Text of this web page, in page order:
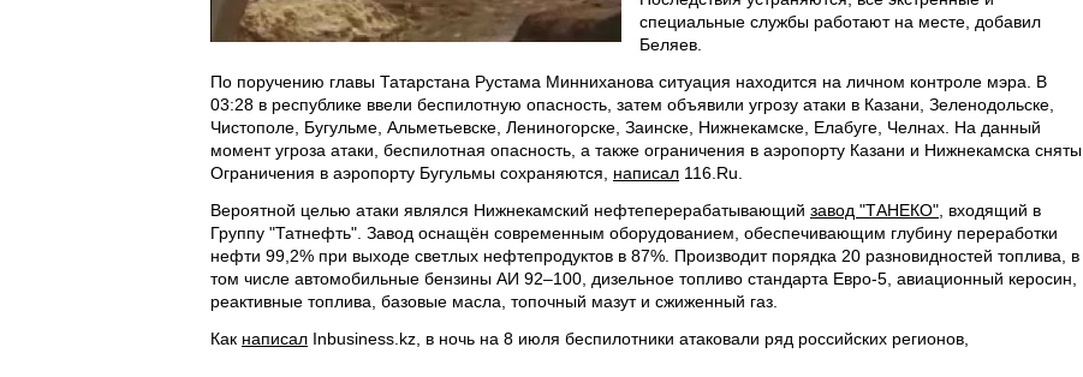
специальные службы работают на месте, добавил
Беляев.
По поручению главы Татарстана Рустама Минниханова ситуация находится на личном контроле мэра. В
03:28 в республике ввели беспилотную опасность, затем объявили угрозу атаки в Казани, Зеленодольске,
Чистополе, Бугульме, Альметьевске, Лениногорске, Заинске, Нижнекамске, Елабуге, Челнах. На данный
момент угроза атаки, беспилотная опасность, а также ограничения в аэропорту Казани и Нижнекамска сняты.
Ограничения в аэропорту Бугульмы сохраняются, написал 116.Ru.
Вероятной целью атаки являлся Нижнекамский нефтеперерабатывающий завод "ТАНЕКО" , входящий в
Группу "Татнефть". Завод оснащён современным оборудованием, обеспечивающим глубину переработки
нефти 99,2% при выходе светлых нефтепродуктов в 87%. Производит порядка 20 разновидностей топлива, в
том числе автомобильные бензины АИ 92–100, дизельное топливо стандарта Евро-5, авиационный керосин,
реактивные топлива, базовые масла, топочный мазут и сжиженный газ.
Как написал Inbusiness.kz, в ночь на 8 июля беспилотники атаковали ряд российских регионов,